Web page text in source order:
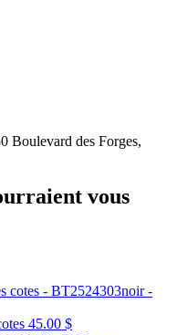
Boulevard des Forges,
vous
45.00 $